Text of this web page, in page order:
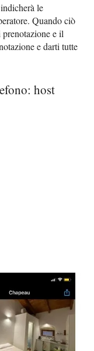
le
Quando ciò
e il
e darti tutte
host